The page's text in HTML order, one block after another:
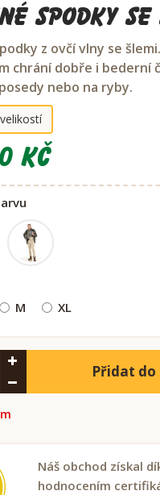
spodky se
z ovčí vlny se
chrání dobře i bederní
nebo na ryby.
Kč
M XL
Přidat do
Náš obchod získal
hodnocením